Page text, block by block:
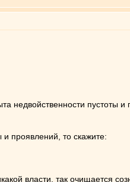
недвойственности пустоты
и проявлений, то скажите:
власти, так очищается